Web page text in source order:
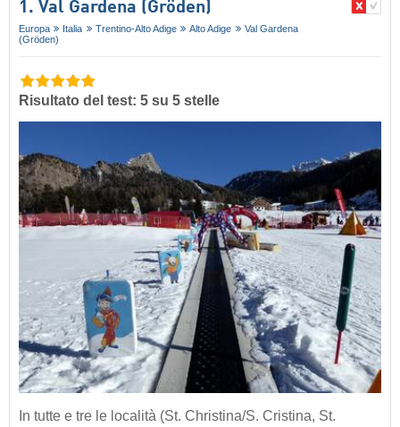
1. Val Gardena (Gröden)
Europa Italia Trentino-Alto Adige Alto Adige
Val Gardena
(Gröden)
Risultato del test: 5 su 5 stelle
In tutte e tre le località (St. Christina/S. Cristina, St.